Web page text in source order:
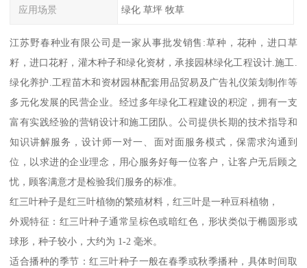
应用场景 绿化 草坪 牧草
江苏野春种业有限公司是一家从事批发销售:草种，花种，进口草
籽，进口花籽，灌木种子和绿化资材，承接园林绿化工程设计.施工.
绿化养护.工程苗木和资材园林配套用品贸易及广告礼仪策划制作等
多元化发展的民营企业。经过多年绿化工程建设的积淀，拥有一支
富有实践经验的营销设计和施工团队。公司提供长期的技术指导和
知识讲解服务，设计师一对一、面对面服务模式，保需求沟通到
位，以求进的企业理念，用心服务好每一位客户，让客户无后顾之
忧，顾客满意才是检验我们服务的标准。
红三叶种子是红三叶植物的繁殖材料，红三叶是一种豆科植物，
外观特征：红三叶种子通常呈棕色或暗红色，形状类似于椭圆形或
球形，种子较小，大约为 1-2 毫米。
适合播种的季节：红三叶种子一般在春季或秋季播种，具体时间取